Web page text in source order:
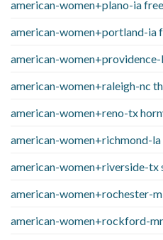
american-women+plano-ia
american-women+portland-ia
american-
american-women+raleigh-nc
american-women+reno-tx
american-women+richmond-la
american-women+riverside-tx
american-women+rochester-
american-women+rockford-